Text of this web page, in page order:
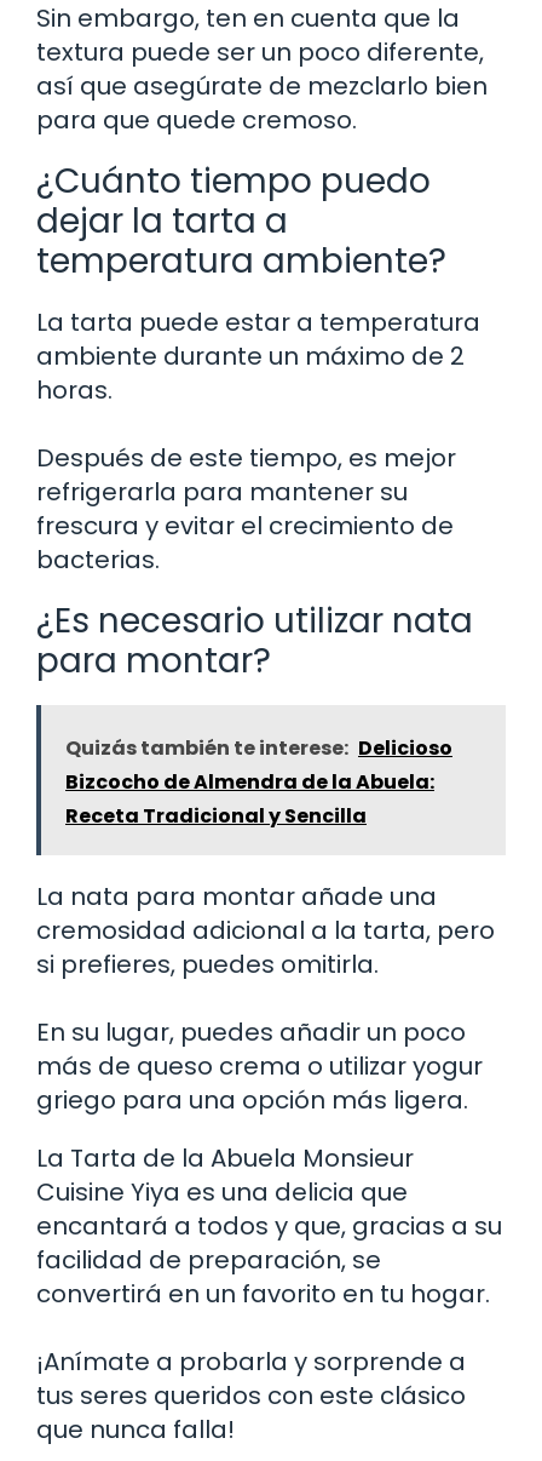
Sin embargo, ten en cuenta que la
textura puede ser un poco diferente,
así que asegúrate de mezclarlo bien
para que quede cremoso.
¿Cuánto tiempo puedo
dejar la tarta a
temperatura ambiente?
La tarta puede estar a temperatura
ambiente durante un máximo de 2
horas.
Después de este tiempo, es mejor
refrigerarla para mantener su
frescura y evitar el crecimiento de
bacterias.
¿Es necesario utilizar nata
para montar?
Quizás también te interese: Delicioso
Bizcocho de Almendra de la Abuela:
Receta Tradicional y Sencilla
La nata para montar añade una
cremosidad adicional a la tarta, pero
si prefieres, puedes omitirla.
En su lugar, puedes añadir un poco
más de queso crema o utilizar yogur
griego para una opción más ligera.
La Tarta de la Abuela Monsieur
Cuisine Yiya es una delicia que
encantará a todos y que, gracias a su
facilidad de preparación, se
convertirá en un favorito en tu hogar.
¡Anímate a probarla y sorprende a
tus seres queridos con este clásico
que nunca falla!